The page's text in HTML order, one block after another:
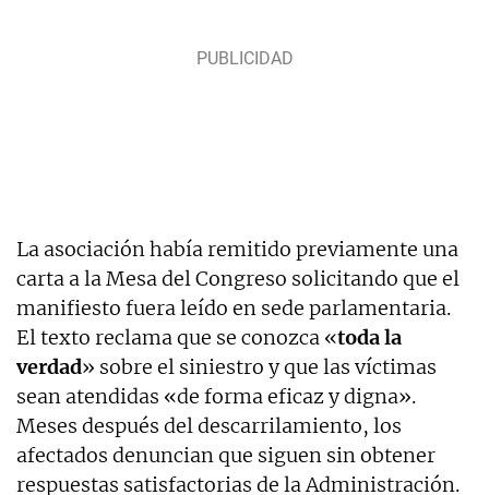
La asociación había remitido previamente una
carta a la Mesa del Congreso solicitando que el
manifiesto fuera leído en sede parlamentaria.
El texto reclama que se conozca «toda la
verdad» sobre el siniestro y que las víctimas
sean atendidas «de forma eficaz y digna».
Meses después del descarrilamiento, los
afectados denuncian que siguen sin obtener
respuestas satisfactorias de la Administración.